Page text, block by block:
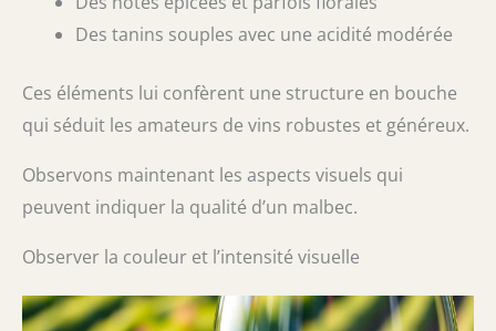
Des tanins souples avec une acidité modérée
Ces éléments lui confèrent une structure en bouche
qui séduit les amateurs de vins robustes et généreux.
Observons maintenant les aspects visuels qui
peuvent indiquer la qualité d’un malbec.
Observer la couleur et l’intensité visuelle